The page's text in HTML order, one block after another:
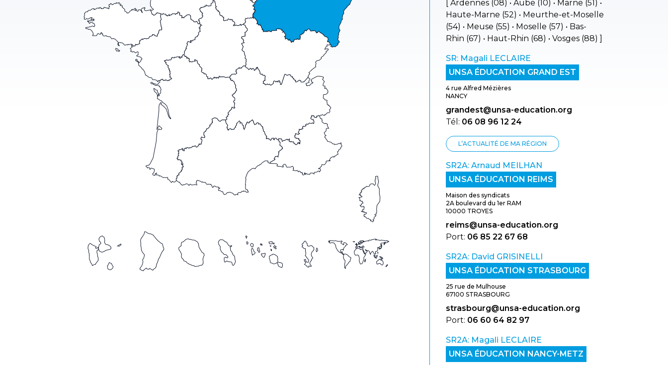
[ Ardennes (08) • Aube (10) • Marne (51) •
Haute-Marne (52) • Meurthe-et-Moselle
(54) • Meuse (55) • Moselle (57) • Bas-
Rhin (67) • Haut-Rhin (68) • Vosges (88) ]
SR: Magali LECLAIRE
UNSA ÉDUCATION GRAND EST
4 rue Alfred Mézières
NANCY
grandest@unsa-education.org
Tél: 06 08 96 12 24
L’ACTUALITÉ DE MA RÉGION
SR2A: Arnaud MEILHAN
UNSA ÉDUCATION REIMS
Maison des syndicats
2A boulevard du 1er RAM
10000 TROYES
reims@unsa-education.org
Port: 06 85 22 67 68
SR2A: David GRISINELLI
UNSA ÉDUCATION STRASBOURG
25 rue de Mulhouse
67100 STRASBOURG
strasbourg@unsa-education.org
Port: 06 60 64 82 97
SR2A: Magali LECLAIRE
UNSA ÉDUCATION NANCY-METZ